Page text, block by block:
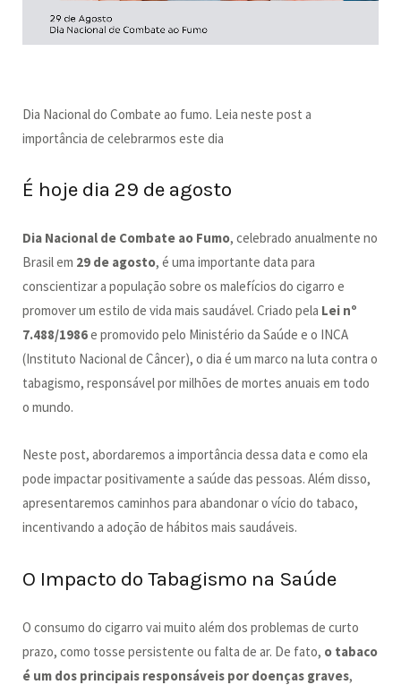
Dia Nacional do Combate ao fumo. Leia neste post a
importância de celebrarmos este dia
É hoje dia 29 de agosto
Dia Nacional de Combate ao Fumo, celebrado anualmente no
Brasil em 29 de agosto, é uma importante data para
conscientizar a população sobre os malefícios do cigarro e
promover um estilo de vida mais saudável. Criado pela Lei nº
7.488/1986e promovido pelo Ministério da Saúde e o INCA
(Instituto Nacional de Câncer), o dia é um marco na luta contra o
tabagismo, responsável por milhões de mortes anuais em todo
o mundo.
Neste post, abordaremos a importância dessa data e como ela
pode impactar positivamente a saúde das pessoas. Além disso,
apresentaremos caminhos para abandonar o vício do tabaco,
incentivando a adoção de hábitos mais saudáveis.
O Impacto do Tabagismo na Saúde
O consumo do cigarro vai muito além dos problemas de curto
prazo, como tosse persistente ou falta de ar. De fato, o tabaco
é um dos principais responsáveis por doenças graves,